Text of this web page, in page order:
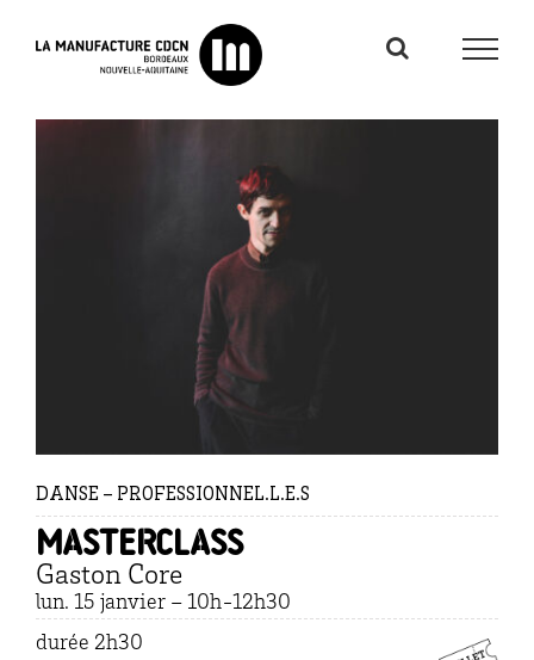
DANSE – PROFESSIONNEL.L.E.S
masterclass
Gaston Core
lun. 15 janvier – 10h-12h30
durée 2h30